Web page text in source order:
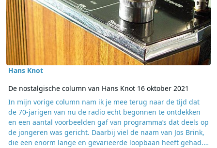
Hans Knot
De nostalgische column van Hans Knot 16 oktober 2021
In mijn vorige column nam ik je mee terug naar de tijd dat
de 70-jarigen van nu de radio echt begonnen te ontdekken
en een aantal voorbeelden gaf van programma’s dat deels op
de jongeren was gericht. Daarbij viel de naam van Jos Brink,
die een enorm lange en gevarieerde loopbaan heeft gehad.